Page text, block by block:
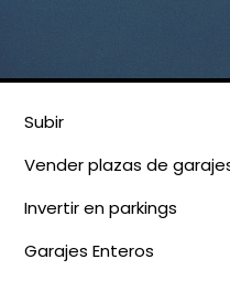
Subir
Vender plazas de
Invertir en parkings
Garajes Enteros